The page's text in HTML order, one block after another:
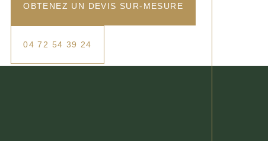
OBTENEZ UN DEVIS SUR-MESURE
04 72 54 39 24